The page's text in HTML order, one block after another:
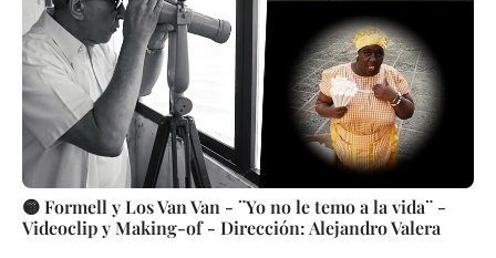
🟡 Formell y Los Van Van - ¨Yo no le temo a la vida¨ -
Videoclip y Making-of - Dirección: Alejandro Valera